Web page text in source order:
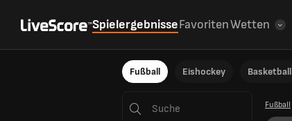
SpielergebnisseFavoritenWetten
Fußball Eishockey Basketball
Fußball